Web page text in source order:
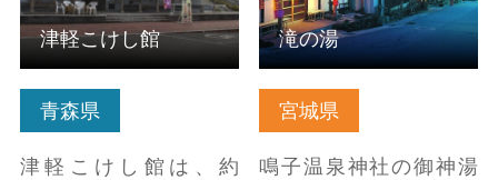
青森県
津軽こけし館は、約
津軽こけし館
宮城県
鳴子温泉神社の御神湯
滝の湯